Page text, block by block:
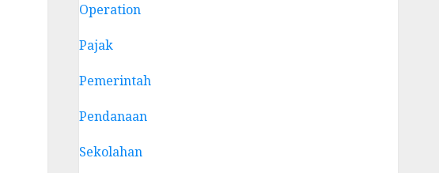
Operation
Pajak
Pemerintah
Pendanaan
Sekolahan